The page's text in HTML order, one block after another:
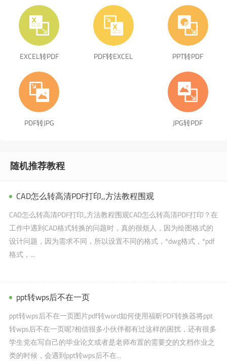
EXCEL转PDF PDF转EXCEL PPT转PDF
PDF转JPG JPG转PDF
随机推荐教程
CAD怎么转高清PDF打印,,方法教程围观
CAD怎么转高清PDF打印,,方法教程围观CAD怎么转高清PDF打印？在
工作中遇到CAD格式转换的问题时，真的很烦人，因为绘图格式的
设计问题，因为需求不同，所以设置不同的格式，*dwg格式，*pdf
格式，...
ppt转wps后不在一页
ppt转wps后不在一页图片pdf转word如何使用福昕PDF转换器将ppt
转wps后不在一页呢?相信很多小伙伴都有过这样的困扰，还有很多
学生党在写自己的毕业论文或者是老师布置的需要交的文档作业之
类的时候，会遇到ppt转wps后不在...